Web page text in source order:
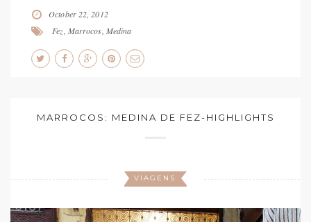
October 22, 2012
Fez Marrocos Medina
MARROCOS: MEDINA DE FEZ-HIGHLIGHTS
VIAGENS